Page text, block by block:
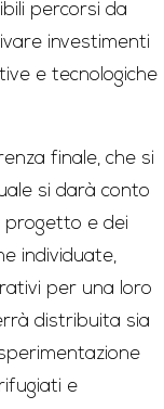
percorsi da
investimenti
e tecnologiche
finale, che si
si darà conto
progetto e dei
individuate,
per una loro
distribuita sia
e